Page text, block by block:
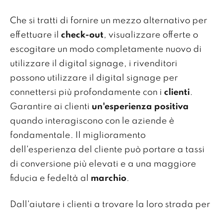
Che si tratti di fornire un mezzo alternativo per
effettuare il check-out, visualizzare offerte o
escogitare un modo completamente nuovo di
utilizzare il digital signage, i rivenditori
possono utilizzare il digital signage per
connettersi più profondamente con i clienti.
Garantire ai clienti un'esperienza positiva
quando interagiscono con le aziende è
fondamentale. Il miglioramento
dell'esperienza del cliente può portare a tassi
di conversione più elevati e a una maggiore
fiducia e fedeltà al marchio.
Dall'aiutare i clienti a trovare la loro strada per